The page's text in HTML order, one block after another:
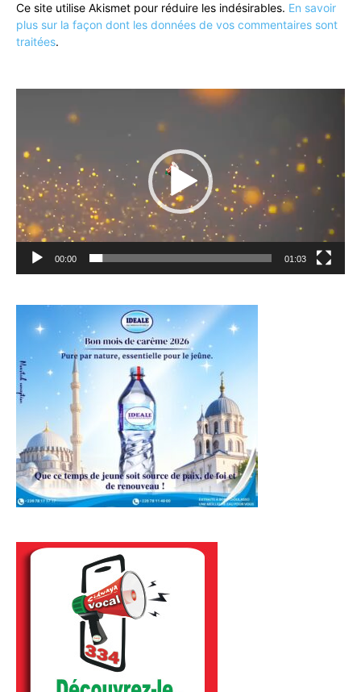
Ce site utilise Akismet pour réduire les indésirables. En savoir
plus sur la façon dont les données de vos commentaires sont
traitées.
00:00 01:03